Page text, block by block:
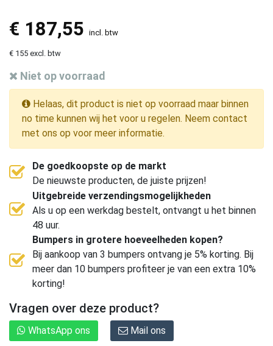
€ 187,55 incl. btw
€ 155 excl. btw
Niet op voorraad
Helaas, dit product is niet op voorraad maar binnen
no time kunnen wij het voor u regelen. Neem contact
met ons op voor meer informatie.
De goedkoopste op de markt
De nieuwste producten, de juiste prijzen!
Uitgebreide verzendingsmogelijkheden
Als u op een werkdag bestelt, ontvangt u het binnen
48 uur.
Bumpers in grotere hoeveelheden kopen?
Bij aankoop van 3 bumpers ontvang je 5% korting. Bij
meer dan 10 bumpers profiteer je van een extra 10%
korting!
Vragen over deze product?
WhatsApp ons Mail ons